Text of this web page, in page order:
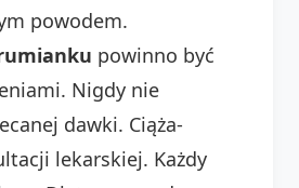
powodem.
powinno być
Nigdy nie
dawki. Ciąża-
lekarskiej. Każdy